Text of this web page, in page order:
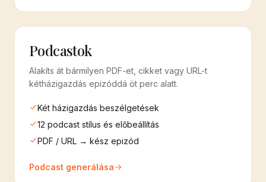
Podcastok
Alakíts át bármilyen PDF-et, cikket vagy URL-t
kétházigazdás epizóddá öt perc alatt.
Két házigazdás beszélgetések
12 podcast stílus és előbeállítás
PDF / URL → kész epizód
Podcast generálása